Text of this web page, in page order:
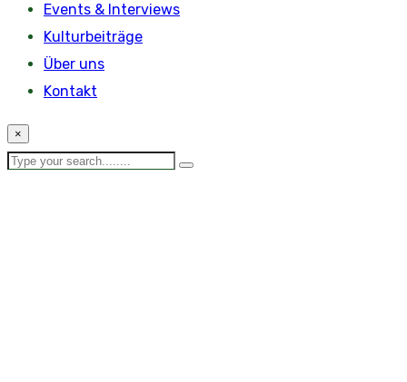
Events & Interviews
Kulturbeiträge
Über uns
Kontakt
×